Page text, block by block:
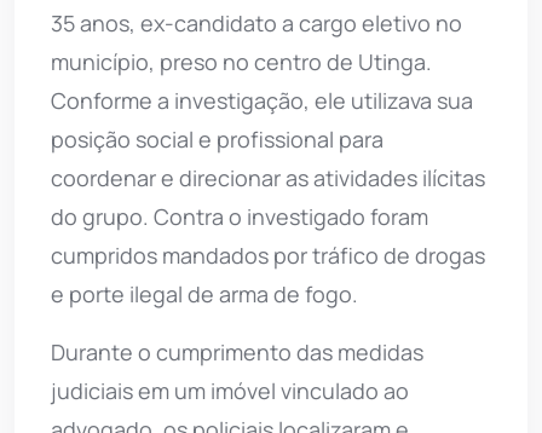
35 anos, ex-candidato a cargo eletivo no
município, preso no centro de Utinga.
Conforme a investigação, ele utilizava sua
posição social e profissional para
coordenar e direcionar as atividades ilícitas
do grupo. Contra o investigado foram
cumpridos mandados por tráfico de drogas
e porte ilegal de arma de fogo.
Durante o cumprimento das medidas
judiciais em um imóvel vinculado ao